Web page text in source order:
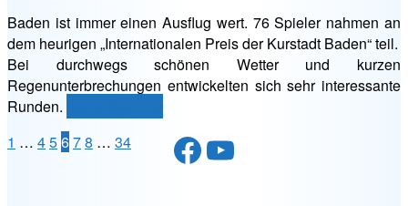
Baden ist immer einen Ausflug wert. 76 Spieler nahmen an
dem heurigen „Internationalen Preis der Kurstadt Baden“ teil.
Bei durchwegs schönen Wetter und kurzen
Regenunterbrechungen entwickelten sich sehr interessante
Runden.
der
Kurstadt
Seitennummerierung
1 … 45678 … 34 Facebook
YouTube